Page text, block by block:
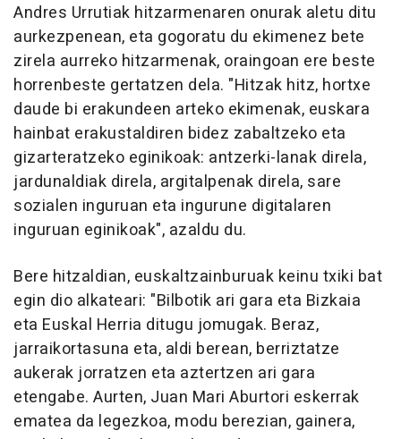
Andres Urrutiak hitzarmenaren onurak aletu ditu
aurkezpenean, eta gogoratu du ekimenez bete
zirela aurreko hitzarmenak, oraingoan ere beste
horrenbeste gertatzen dela. "Hitzak hitz, hortxe
daude bi erakundeen arteko ekimenak, euskara
hainbat erakustaldiren bidez zabaltzeko eta
gizarteratzeko eginikoak: antzerki-lanak direla,
jardunaldiak direla, argitalpenak direla, sare
sozialen inguruan eta ingurune digitalaren
inguruan eginikoak", azaldu du.
Bere hitzaldian, euskaltzainburuak keinu txiki bat
egin dio alkateari: "Bilbotik ari gara eta Bizkaia
eta Euskal Herria ditugu jomugak. Beraz,
jarraikortasuna eta, aldi berean, berriztatze
aukerak jorratzen eta aztertzen ari gara
etengabe. Aurten, Juan Mari Aburtori eskerrak
ematea da legezkoa, modu berezian, gainera,